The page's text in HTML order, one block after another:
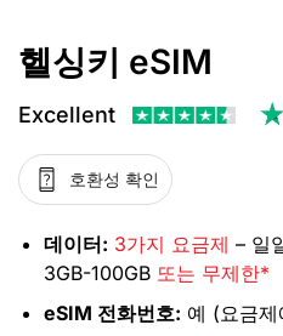
헬싱키 eSIM
Excellent
호환성 확인
데이터: 3가지 요금제 – 일
3GB-100GB 또는 무제한*
eSIM 전화번호: 예 (요금